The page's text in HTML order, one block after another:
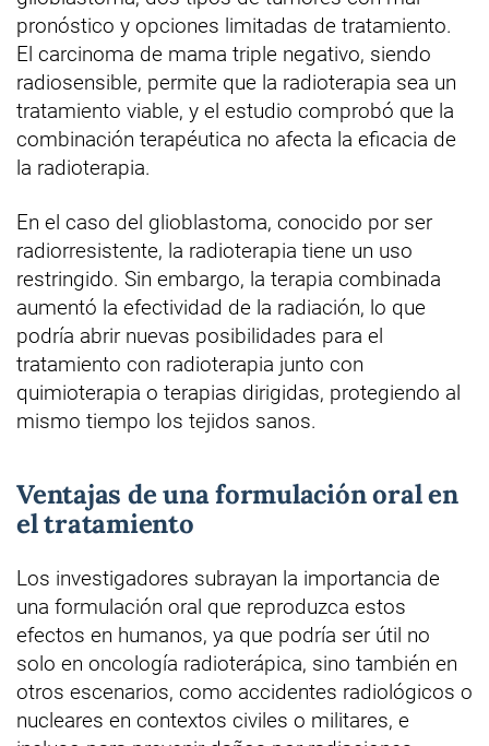
pronóstico y opciones limitadas de tratamiento.
El carcinoma de mama triple negativo, siendo
radiosensible, permite que la radioterapia sea un
tratamiento viable, y el estudio comprobó que la
combinación terapéutica no afecta la eficacia de
la radioterapia.
En el caso del glioblastoma, conocido por ser
radiorresistente, la radioterapia tiene un uso
restringido. Sin embargo, la terapia combinada
aumentó la efectividad de la radiación, lo que
podría abrir nuevas posibilidades para el
tratamiento con radioterapia junto con
quimioterapia o terapias dirigidas, protegiendo al
mismo tiempo los tejidos sanos.
Ventajas de una formulación oral en
el tratamiento
Los investigadores subrayan la importancia de
una formulación oral que reproduzca estos
efectos en humanos, ya que podría ser útil no
solo en oncología radioterápica, sino también en
otros escenarios, como accidentes radiológicos o
nucleares en contextos civiles o militares, e